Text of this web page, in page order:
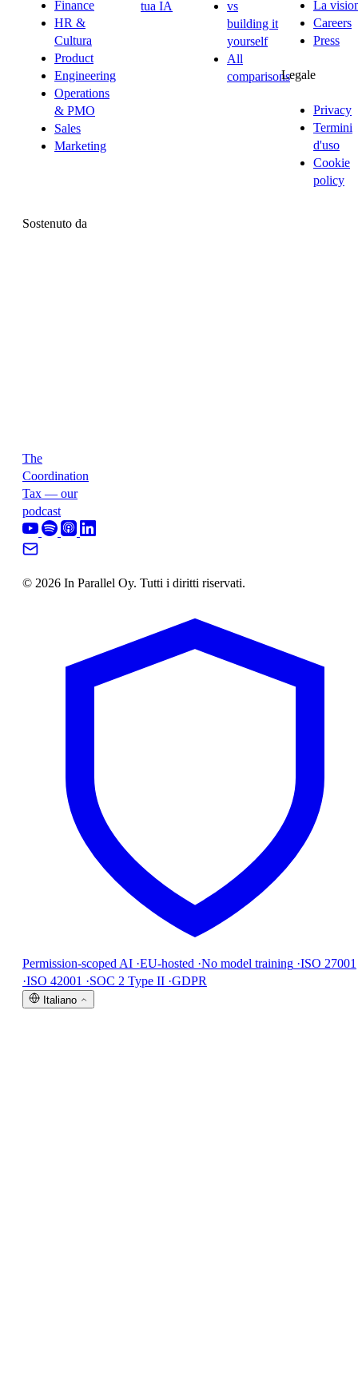
Finance
HR &
Cultura
Product
Engineering
Operations
& PMO
Sales
Marketing
tua IA
vs
building it
yourself
All
comparisons
La
Careers
Press
Legale
Privacy
Termini
d'uso
Cookie
policy
Sostenuto da
The
Coordination
Tax — our
podcast
© 2026 In Parallel Oy. Tutti i diritti riservati.
Permission-scoped AI ·EU-hosted ·No model training ·ISO 27001
·ISO 42001 ·SOC 2 Type II ·GDPR
Italiano